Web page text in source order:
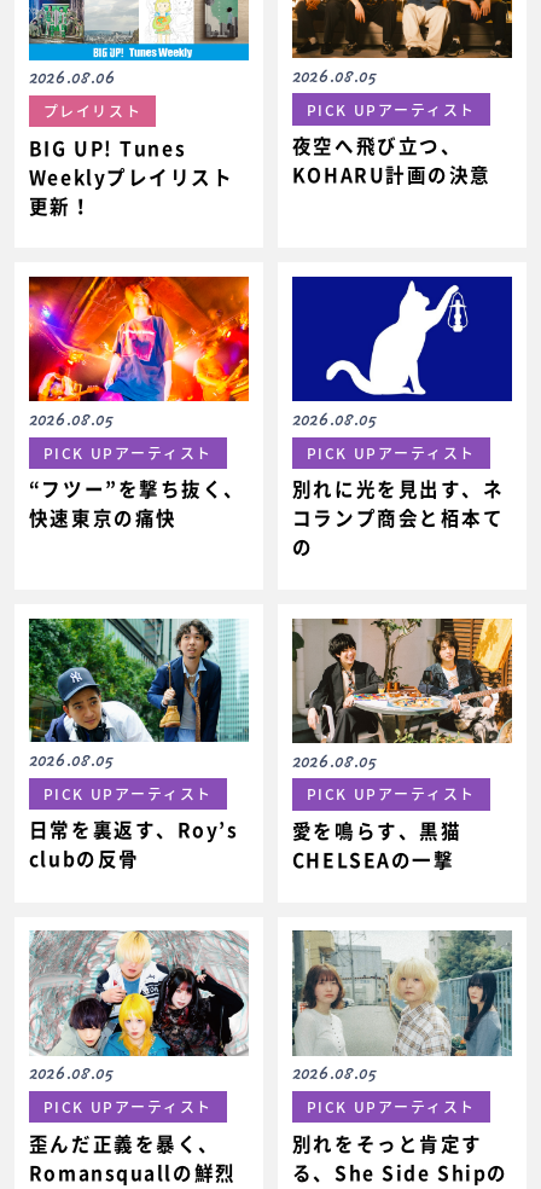
2026.08.06
プレイリスト
BIG UP! Tunes
Weeklyプレイリスト
更新！
2026.08.05
PICK UPアーティスト
夜空へ飛び立つ、
KOHARU計画の決意
2026.08.05
PICK UPアーティスト
“フツー”を撃ち抜く、
快速東京の痛快
2026.08.05
PICK UPアーティスト
別れに光を見出す、ネ
コランプ商会と栢本て
の
2026.08.05
PICK UPアーティスト
日常を裏返す、Roy’s
clubの反骨
2026.08.05
PICK UPアーティスト
愛を鳴らす、黒猫
CHELSEAの一撃
2026.08.05
PICK UPアーティスト
歪んだ正義を暴く、
Romansquallの鮮烈
2026.08.05
PICK UPアーティスト
別れをそっと肯定す
る、She Side Shipの